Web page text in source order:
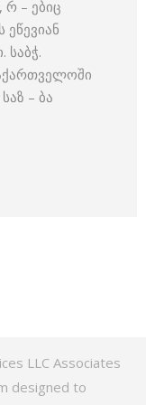
– ებიც
ეწევიან
საბჭ.
– ბა
LLC Associates
designed to